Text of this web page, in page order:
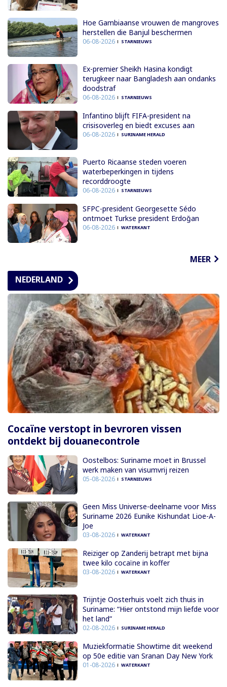
Hoe Gambiaanse vrouwen de mangroves
herstellen die Banjul beschermen
06-08-2026 STARNIEUWS
Ex-premier Sheikh Hasina kondigt
terugkeer naar Bangladesh aan ondanks
doodstraf
06-08-2026 STARNIEUWS
Infantino blijft FIFA-president na
crisisoverleg en biedt excuses aan
06-08-2026 SURINAME HERALD
Puerto Ricaanse steden voeren
waterbeperkingen in tijdens
recorddroogte
06-08-2026 STARNIEUWS
SFPC-president Georgesette Sédo
ontmoet Turkse president Erdoğan
06-08-2026 WATERKANT
MEER
NEDERLAND
Cocaïne verstopt in bevroren vissen
ontdekt bij douanecontrole
Oostelbos: Suriname moet in Brussel
werk maken van visumvrij reizen
05-08-2026 STARNIEUWS
Geen Miss Universe-deelname voor Miss
Suriname 2026 Eunike Kishundat Lioe-A-
Joe
03-08-2026 WATERKANT
Reiziger op Zanderij betrapt met bijna
twee kilo cocaïne in koffer
03-08-2026 WATERKANT
Trijntje Oosterhuis voelt zich thuis in
Suriname: “Hier ontstond mijn liefde voor
het land”
02-08-2026 SURINAME HERALD
Muziekformatie Showtime dit weekend
op 50e editie van Sranan Day New York
01-08-2026 WATERKANT